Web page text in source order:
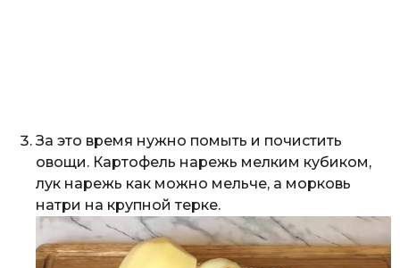
За это время нужно помыть и почистить
овощи. Картофель нарежь мелким кубиком,
лук нарежь как можно мельче, а морковь
натри на крупной терке.